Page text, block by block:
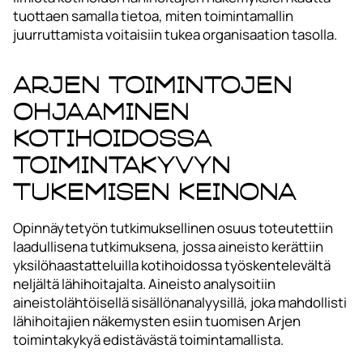
tuottaen samalla tietoa, miten toimintamallin
juurruttamista voitaisiin tukea organisaation tasolla.
Arjen toimintojen
ohjaaminen
kotihoidossa
toimintakyvyn
tukemisen keinona
Opinnäytetyön tutkimuksellinen osuus toteutettiin
laadullisena tutkimuksena, jossa aineisto kerättiin
yksilöhaastatteluilla kotihoidossa työskentelevältä
neljältä lähihoitajalta. Aineisto analysoitiin
aineistolähtöisellä sisällönanalyysillä, joka mahdollisti
lähihoitajien näkemysten esiin tuomisen Arjen
toimintakykyä edistävästä toimintamallista.